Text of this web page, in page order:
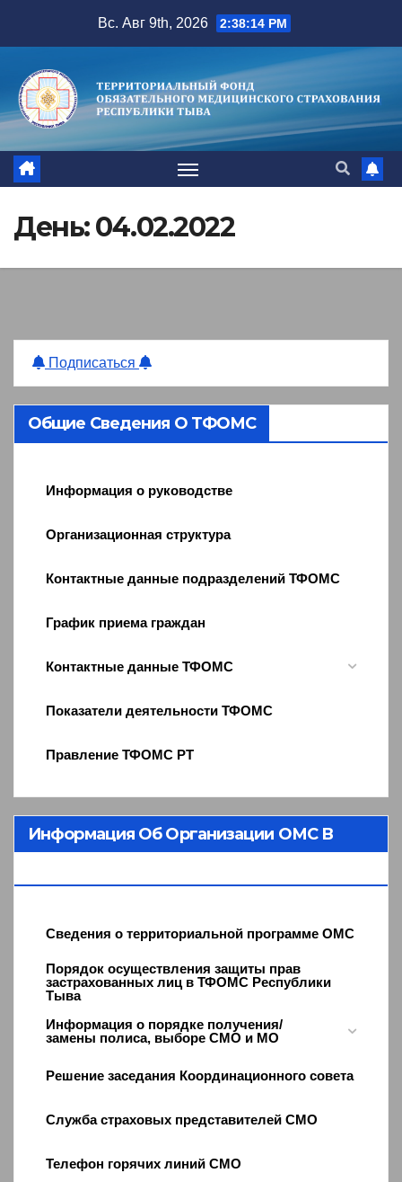
содержимому
Вс. Авг 9th, 2026 2:38:14 PM
День:04.02.2022
Подписаться
Общие Сведения О ТФОМС
Информация о руководстве
Организационная структура
Контактные данные подразделений ТФОМС
График приема граждан
Контактные данные ТФОМС
Показатели деятельности ТФОМС
Правление ТФОМС РТ
Информация Об Организации ОМС В
Сведения о территориальной программе ОМС
Порядок осуществления защиты прав
застрахованных лиц в ТФОМС Республики
Тыва
Информация о порядке получения/
замены полиса, выборе СМО и МО
Решение заседания Координационного совета
Служба страховых представителей СМО
Телефон горячих линий СМО